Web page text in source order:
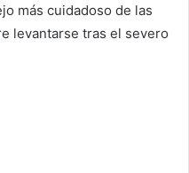
más cuidadoso de las
levantarse tras el severo